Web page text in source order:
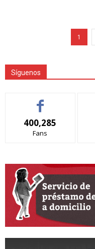
1
Síguenos
400,285
Fans